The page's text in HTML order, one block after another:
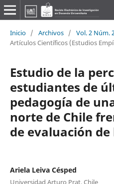
Inicio / Archivos / Vol. 2 Núm.
Artículos Científicos (Estudios
Estudio de la
estudiantes de
pedagogía de
norte de Chile
de evaluación
Ariela Leiva Césped
Universidad Arturo Prat, Chile